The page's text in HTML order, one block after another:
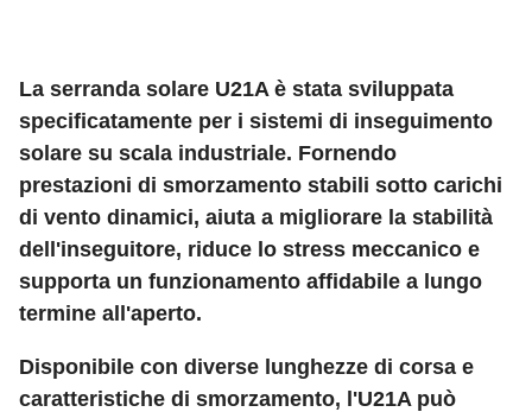
La serranda solare U21A è stata sviluppata
specificatamente per i sistemi di inseguimento
solare su scala industriale. Fornendo
prestazioni di smorzamento stabili sotto carichi
di vento dinamici, aiuta a migliorare la stabilità
dell'inseguitore, riduce lo stress meccanico e
supporta un funzionamento affidabile a lungo
termine all'aperto.
Disponibile con diverse lunghezze di corsa e
caratteristiche di smorzamento, l'U21A può